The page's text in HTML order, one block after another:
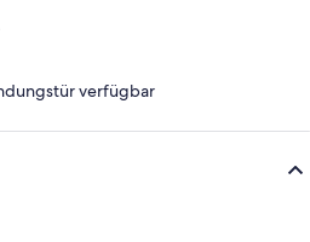
verfügbar